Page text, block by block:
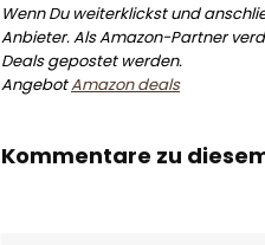
Wenn Du weiterklickst und
Anbieter. Als Amazon-Partner
Deals gepostet werden.
AngebotAmazon deals
Kommentare zu